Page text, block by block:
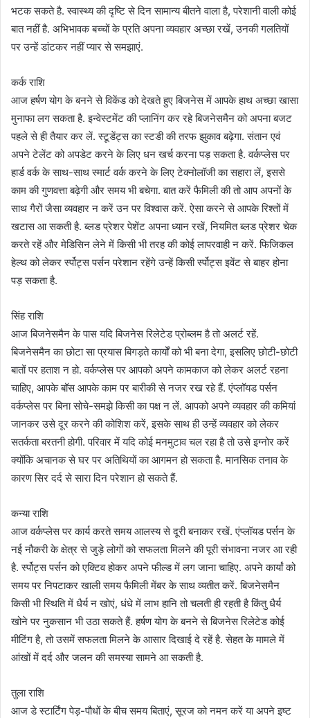
भटक सकते है. स्वास्थ्य की दृष्टि से दिन सामान्य बीतने वाला है, परेशानी वाली कोई
बात नहीं है. अभिभावक बच्चों के प्रति अपना व्यवहार अच्छा रखें, उनकी गलतियों
पर उन्हें डांटकर नहीं प्यार से समझाएं.
कर्क राशि
आज हर्षण योग के बनने से विकेंड को देखते हुए बिजनेस में आपके हाथ अच्छा खासा
मुनाफा लग सकता है. इन्वेस्टमेंट की प्लानिंग कर रहे बिजनेसमैन को अपना बजट
पहले से ही तैयार कर लें. स्टूडेंट्स का स्टडी की तरफ झुकाव बढ़ेगा. संतान एवं
अपने टेलेंट को अपडेट करने के लिए धन खर्च करना पड़ सकता है. वर्कप्लेस पर
हार्ड वर्क के साथ-साथ स्मार्ट वर्क करने के लिए टेक्नोलॉजी का सहारा लें, इससे
काम की गुणवत्ता बढ़ेगी और समय भी बचेगा. बात करें फैमिली की तो आप अपनों के
साथ गैरों जैसा व्यवहार न करें उन पर विश्वास करें. ऐसा करने से आपके रिश्तों में
खटास आ सकती है. ब्लड प्रेशर पेशेंट अपना ध्यान रखें, नियमित ब्लड प्रेशर चेक
करते रहें और मेडिसिन लेने में किसी भी तरह की कोई लापरवाही न करें. फिजिकल
हेल्थ को लेकर र्स्पोट्स पर्सन परेशान रहेंगे उन्हें किसी र्स्पोट्स इवेंट से बाहर होना
पड़ सकता है.
सिंह राशि
आज बिजनेसमैन के पास यदि बिजनेस रिलेटेड प्रोब्लम है तो अलर्ट रहें.
बिजनेसमैन का छोटा सा प्रयास बिगड़ते कार्यों को भी बना देगा, इसलिए छोटी-छोटी
बातों पर हताश न हो. वर्कप्लेस पर आपको अपने कामकाज को लेकर अलर्ट रहना
चाहिए, आपके बॉस आपके काम पर बारीकी से नजर रख रहे हैं. एंप्लॉयड पर्सन
वर्कप्लेस पर बिना सोचे-समझे किसी का पक्ष न लें. आपको अपने व्यवहार की कमियां
जानकर उसे दूर करने की कोशिश करें, इसके साथ ही उन्हें व्यवहार को लेकर
सतर्कता बरतनी होगी. परिवार में यदि कोई मनमुटाव चल रहा है तो उसे इग्नोर करें
क्योंकि अचानक से घर पर अतिथियों का आगमन हो सकता है. मानसिक तनाव के
कारण सिर दर्द से सारा दिन परेशान हो सकते हैं.
कन्या राशि
आज वर्कप्लेस पर कार्य करते समय आलस्य से दूरी बनाकर रखें. एंप्लॉयड पर्सन के
नई नौकरी के क्षेत्र से जुड़े लोगों को सफलता मिलने की पूरी संभावना नजर आ रही
है. र्स्पोट्स पर्सन को एक्टिव होकर अपने फील्ड में लग जाना चाहिए. अपने कार्यां को
समय पर निपटाकर खाली समय फैमिली मेंबर के साथ व्यतीत करें. बिजनेसमैन
किसी भी स्थिति में धैर्य न खोएं, धंधे में लाभ हानि तो चलती ही रहती है किंतु धैर्य
खोने पर नुकसान भी उठा सकते हैं. हर्षण योग के बनने से बिजनेस रिलेटेड कोई
मीटिंग है, तो उसमें सफलता मिलने के आसार दिखाई दे रहें है. सेहत के मामले में
आंखों में दर्द और जलन की समस्या सामने आ सकती है.
तुला राशि
आज डे स्टार्टिंग पेड़-पौधों के बीच समय बिताएं, सूरज को नमन करें या अपने इष्ट